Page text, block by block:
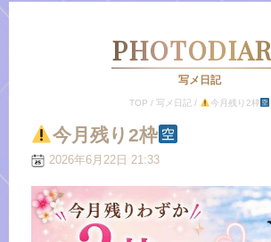
写メ日記
TOP /写メ日記 / 今月残り2枠
今月残り2枠
2026年6月22日 21:33